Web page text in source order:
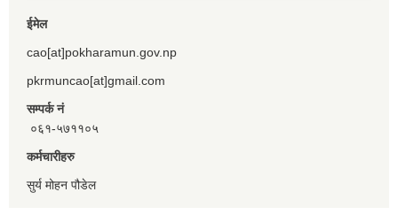
ईमेल
cao[at]pokharamun.gov.np
pkrmuncao[at]gmail.com
सम्पर्क नं
०६१-५७११०५
कर्मचारीहरु
सुर्य मोहन पौडेल